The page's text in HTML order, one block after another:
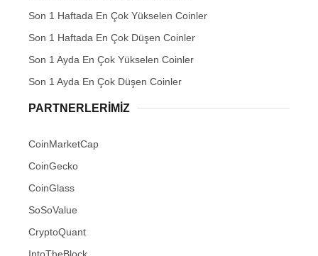
Son 1 Haftada En Çok Yükselen Coinler
Son 1 Haftada En Çok Düşen Coinler
Son 1 Ayda En Çok Yükselen Coinler
Son 1 Ayda En Çok Düşen Coinler
PARTNERLERIMIZ
CoinMarketCap
CoinGecko
CoinGlass
SoSoValue
CryptoQuant
IntoTheBlock